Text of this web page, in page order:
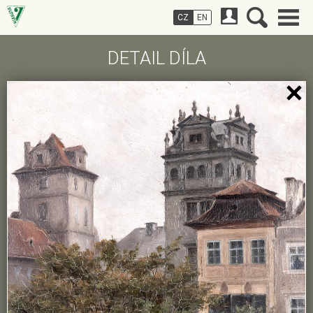
DETAIL DÍLA
CZ EN